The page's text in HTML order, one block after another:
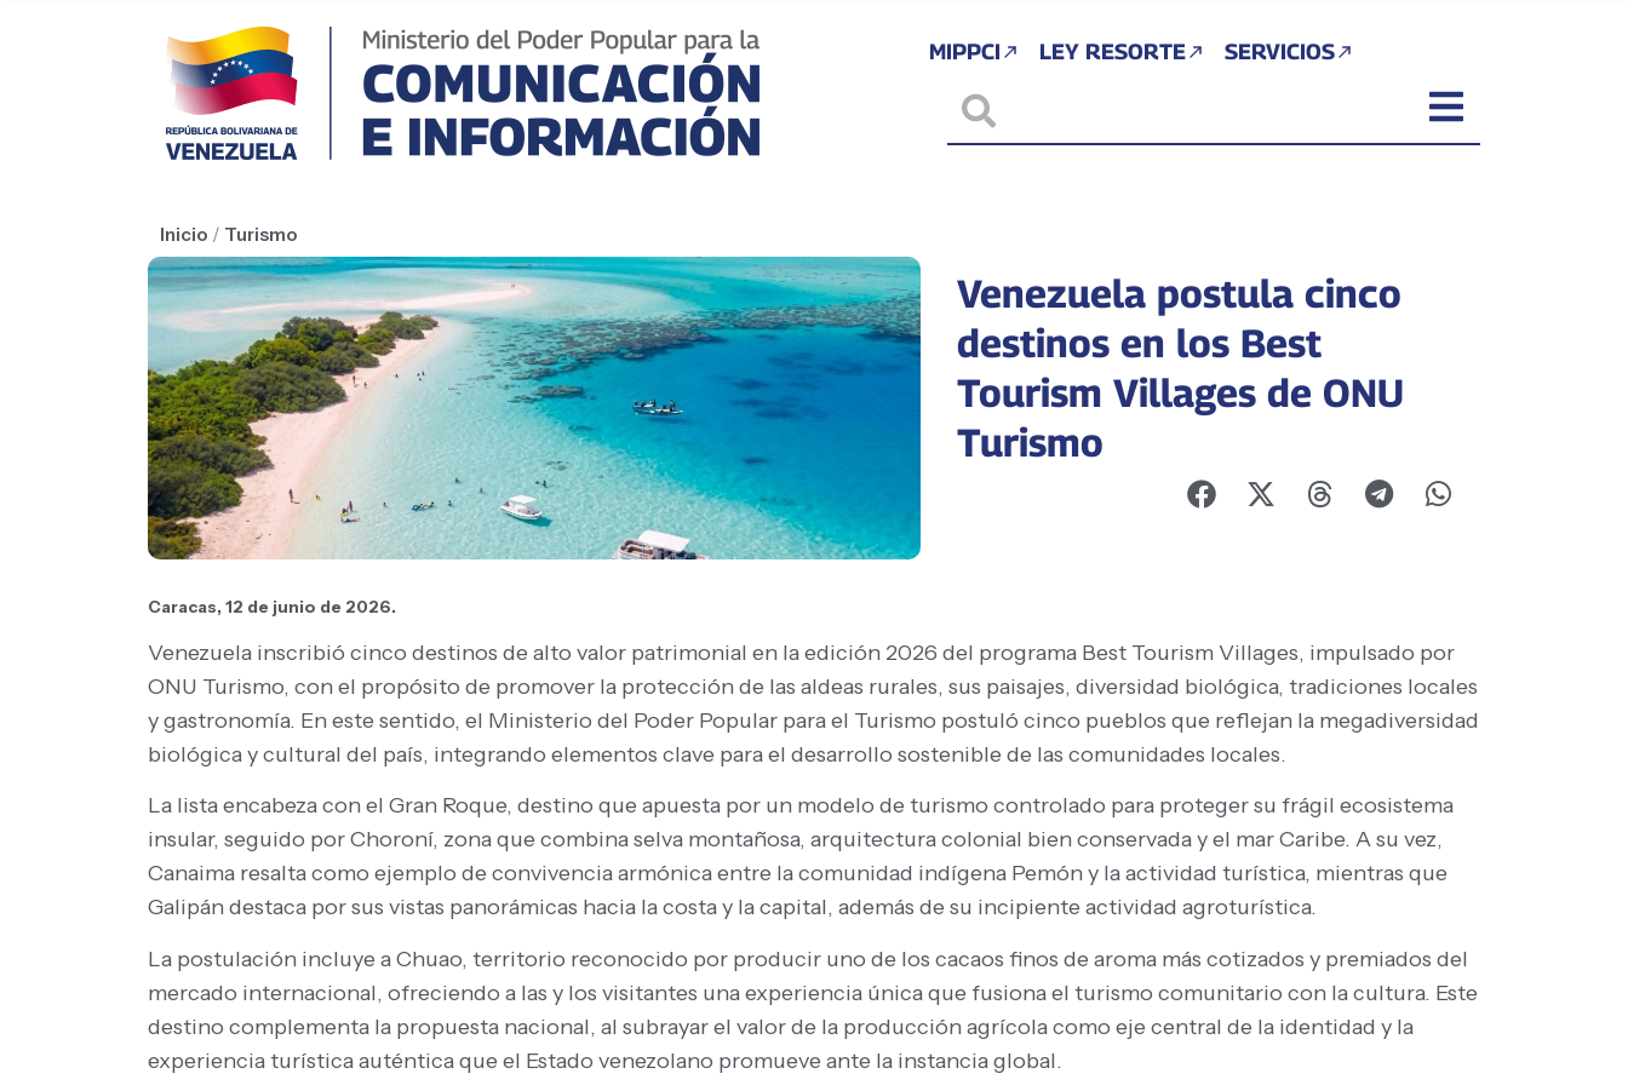
MIPPCI LEY RESORTE SERVICIOS
Inicio / Turismo
Venezuela postula cinco
destinos en los Best
Tourism Villages de ONU
Turismo
Caracas, 12 de junio de 2026.
Venezuela inscribió cinco destinos de alto valor patrimonial en la edición 2026 del programa Best Tourism Villages, impulsado por
ONU Turismo, con el propósito de promover la protección de las aldeas rurales, sus paisajes, diversidad biológica, tradiciones locales
y gastronomía. En este sentido, el Ministerio del Poder Popular para el Turismo postuló cinco pueblos que reflejan la megadiversidad
biológica y cultural del país, integrando elementos clave para el desarrollo sostenible de las comunidades locales.
La lista encabeza con el Gran Roque, destino que apuesta por un modelo de turismo controlado para proteger su frágil ecosistema
insular, seguido por Choroní, zona que combina selva montañosa, arquitectura colonial bien conservada y el mar Caribe. A su vez,
Canaima resalta como ejemplo de convivencia armónica entre la comunidad indígena Pemón y la actividad turística, mientras que
Galipán destaca por sus vistas panorámicas hacia la costa y la capital, además de su incipiente actividad agroturística.
La postulación incluye a Chuao, territorio reconocido por producir uno de los cacaos finos de aroma más cotizados y premiados del
mercado internacional, ofreciendo a las y los visitantes una experiencia única que fusiona el turismo comunitario con la cultura. Este
destino complementa la propuesta nacional, al subrayar el valor de la producción agrícola como eje central de la identidad y la
experiencia turística auténtica que el Estado venezolano promueve ante la instancia global.